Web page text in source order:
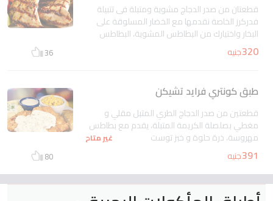
قطعتان من صدر الدجاج مشوية ومتبلة فى تتبيلة
فدركرز الخاصة نقدمها مع الخضار المسلوقة على
البخار واختيارك من البطاطس المشوية، البطاطس
المهروسة، الذرة الحلوة، بطاطس فدركرز ودجيز أو
البطاطس المقلية مع خبز التوست بالثوم
320جنيه 36
طبق كونتري فرايد تشيكن
قطعتين من صدر الدجاج الطري المتبل مقلي و
مغطي بصلصلة الكريمة المتبلة، يقدم مع بطاطس
مهروسة، ذرة حلوة و خبز توست غير متاح
391جنيه 80